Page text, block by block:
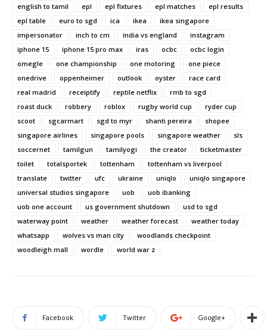
english to tamil
epl epl fixtures epl matches
epl results
epl table
euro to sgd ica ikea
ikea singapore
impersonator
inch to cm india vs england
instagram
iphone 15
iphone 15 pro max iras ocbc
ocbc login
omegle
one championship one motoring
one piece
onedrive
oppenheimer outlook oyster
race card
real madrid
receiptify reptile netflix
rmb to sgd
roast duck
robbery roblox rugby world cup
ryder cup
scoot
sgcarmart sgd to myr shanti pereira
shopee
singapore airlines
singapore pools singapore weather
sls
soccernet
tamilgun tamilyogi the creator
ticketmaster
toilet
totalsportek tottenham
tottenham vs liverpool
translate
twitter ufc ukraine uniqlo
uniqlo singapore
universal studios singapore
uob
uob ibanking
uob one account
us government shutdown
usd to sgd
waterway point
weather weather forecast
weather today
whatsapp
wolves vs man city
woodlands checkpoint
woodleigh mall
wordle world war z
Facebook Twitter Google+